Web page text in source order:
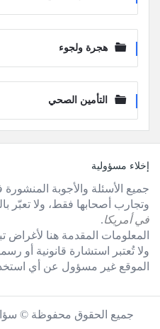
هجرة ولجوء
التأمين الصحي
الفوترإخلاء مسؤولية
جميع الأسئلة والأجوبة
وتجارب أصحابها فقط، ولا
في أمريكا.
المعلومات المقدمة هنا لأغراض
ولا تُعتبر استشارة قانونية أو
الموقع غير مسؤول عن أي
جميع الحقوق محفوظة ©